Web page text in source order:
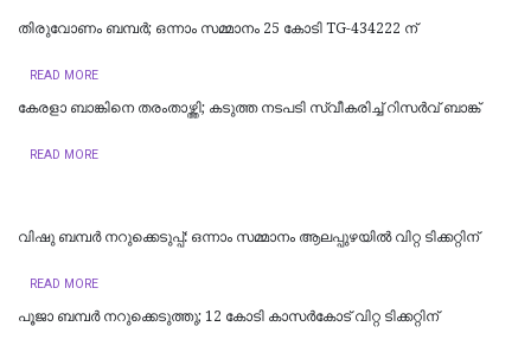
തിരുവോണം ബമ്പർ; ഒന്നാം സമ്മാനം 25 കോടി TG-434222 ന്
READ MORE
കേരളാ ബാങ്കിനെ തരംതാഴ്ത്തി; കടുത്ത നടപടി സ്വീകരിച്ച് റിസര്‍വ് ബാങ്ക്
READ MORE
വിഷു ബമ്പർ നറുക്കെടുപ്പ്: ഒന്നാം സമ്മാനം ആലപ്പുഴയില്‍ വിറ്റ ടിക്കറ്റിന്
READ MORE
പൂജാ ബമ്പർ നറുക്കെടുത്തു; 12 കോടി കാസര്‍കോട് വിറ്റ ടിക്കറ്റിന്